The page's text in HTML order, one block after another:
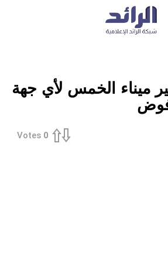
ميناء الخمس لأي جهة
0
Votes